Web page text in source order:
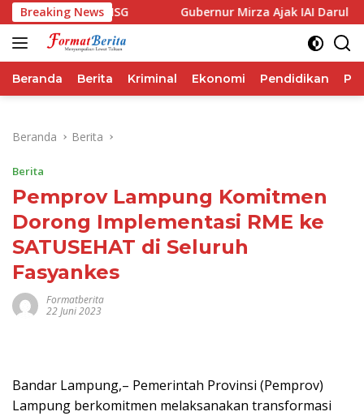
Langsung
ke
konten
Breaking News
IHSG Gubernur Mirza Ajak IAI Darul Fattah
Beranda Berita Kriminal Ekonomi Pendidikan
Beranda Berita
Berita
Pemprov Lampung Komitmen
Dorong Implementasi RME ke
SATUSEHAT di Seluruh
Fasyankes
Formatberita
22 Juni 2023
Bandar Lampung,– Pemerintah Provinsi (Pemprov)
Lampung berkomitmen melaksanakan transformasi